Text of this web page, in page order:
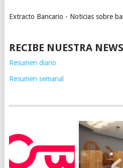
Extracto Bancario - Noticias sobre
RECIBE NUESTRA
Resumen diario
Resumen semanal